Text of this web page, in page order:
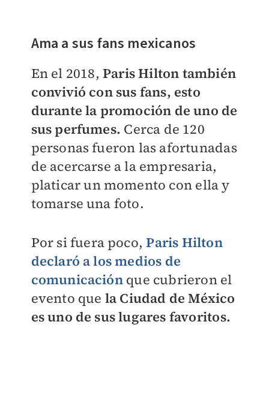
Ama a sus fans mexicanos
En el 2018, Paris Hilton también
convivió con sus fans, esto
durante la promoción de uno de
sus perfumes. Cerca de 120
personas fueron las afortunadas
de acercarse a la empresaria,
platicar un momento con ella y
tomarse una foto.
Por si fuera poco,Paris Hilton
declaró a los medios de
comunicaciónque cubrieron el
evento que la Ciudad de México
es uno de sus lugares favoritos.